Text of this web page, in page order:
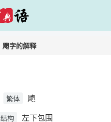
飑字的解释
繁体 飑
结构 左下包围